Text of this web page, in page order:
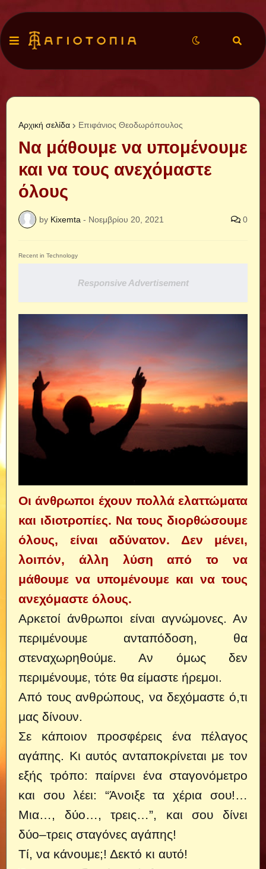
Αρχική σελίδα Επιφάνιος Θεοδωρόπουλος
Να μάθουμε να υπομένουμε
και να τους ανεχόμαστε
όλους
by Kixemta - Νοεμβρίου 20, 2021 0
Recent in Technology
Responsive Advertisement
Οι άνθρωποι έχουν πολλά ελαττώματα
και ιδιοτροπίες. Να τους διορθώσουμε
όλους, είναι αδύνατον. Δεν μένει,
λοιπόν, άλλη λύση από το να
μάθουμε να υπομένουμε και να τους
ανεχόμαστε όλους.
Αρκετοί άνθρωποι είναι αγνώμονες. Αν
περιμένουμε ανταπόδοση, θα
στεναχωρηθούμε. Αν όμως δεν
περιμένουμε, τότε θα είμαστε ήρεμοι.
Από τους ανθρώπους, να δεχόμαστε ό,τι
μας δίνουν.
Σε κάποιον προσφέρεις ένα πέλαγος
αγάπης. Κι αυτός ανταποκρίνεται με τον
εξής τρόπο: παίρνει ένα σταγονόμετρο
και σου λέει: “Άνοιξε τα χέρια σου!…
Μια…, δύο…, τρεις…”, και σου δίνει
δύο–τρεις σταγόνες αγάπης!
Τί, να κάνουμε;! Δεκτό κι αυτό!